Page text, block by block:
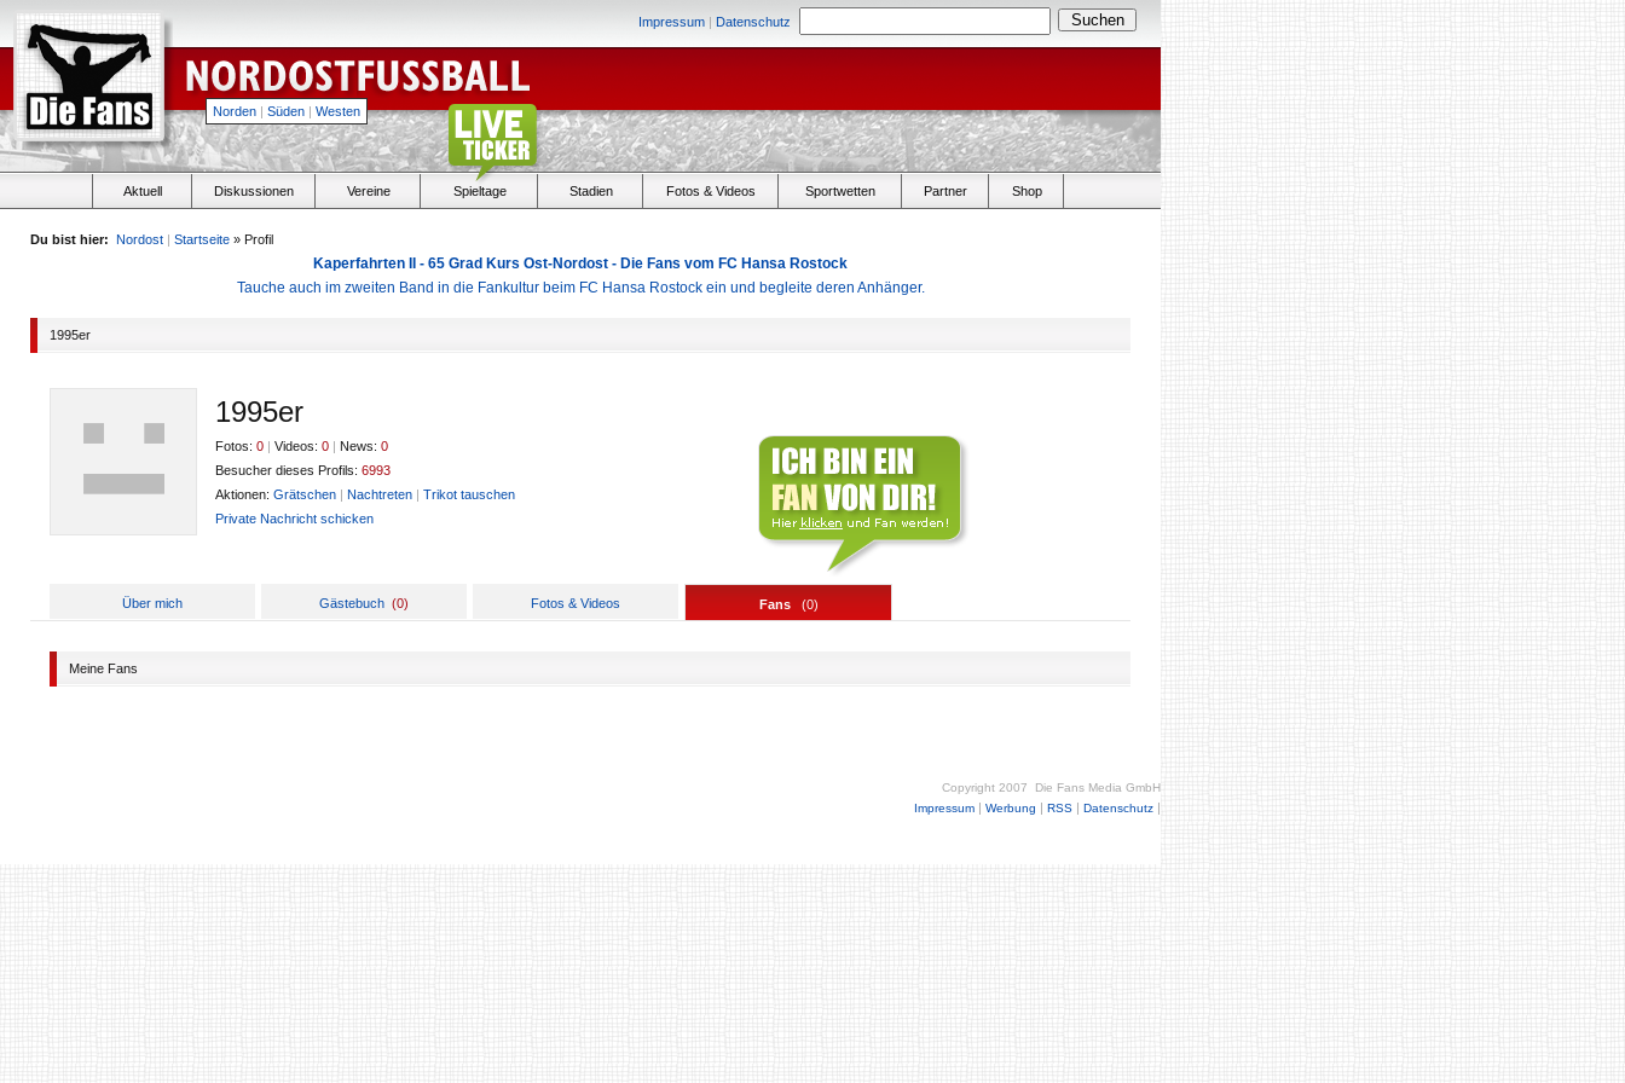
Impressum | Datenschutz
Norden | Süden | Westen
Aktuell Diskussionen Vereine Spieltage Stadien Fotos & Videos Sportwetten Partner Shop
Du bist hier: Nordost | Startseite » Profil
Kaperfahrten II - 65 Grad Kurs Ost-Nordost - Die Fans vom FC Hansa Rostock
Tauche auch im zweiten Band in die Fankultur beim FC Hansa Rostock ein und begleite deren Anhänger.
1995er
1995er
Fotos: 0 | Videos: 0 | News: 0
Besucher dieses Profils: 6993
Aktionen: Grätschen | Nachtreten | Trikot tauschen
Private Nachricht schicken
Über mich Gästebuch (0) Fotos & Videos Fans (0)
Meine Fans
Copyright 2007 Die Fans Media GmbH
Impressum | Werbung | RSS | Datenschutz |